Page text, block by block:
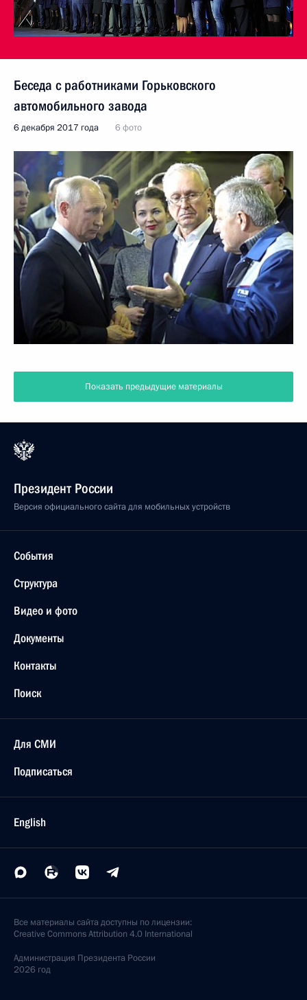
Беседа с работниками Горьковского
автомобильного завода
6 декабря 2017 года 6 фото
Показать предыдущие материалы
Президент России
Версия официального сайта для мобильных устройств
События
Структура
Видео и фото
Документы
Контакты
Поиск
Для СМИ
Подписаться
English
Все материалы сайта доступны по лицензии:
Creative Commons Attribution 4.0 International
Администрация Президента России
2026 год